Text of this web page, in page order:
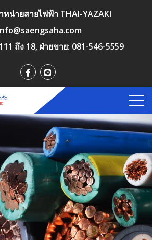
น่ายสายไฟฟ้า THAI-YAZAKI
ถึง 18, ฝ่ายขาย: 081-546-5559